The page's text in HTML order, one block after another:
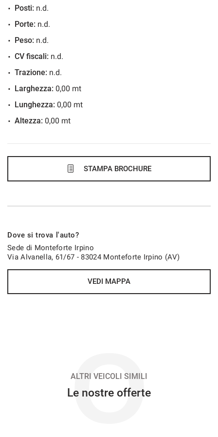
36 Mesi
395€/mese
48 Mesi
406€/mese
48 Mesi
419€/mese
Posti: n.d.
Porte: n.d.
Peso: n.d.
CV fiscali: n.d.
Trazione: n.d.
Larghezza: 0,00 mt
Lunghezza: 0,00 mt
Altezza: 0,00 mt
STAMPA BROCHURE
Dove si trova l'auto?
Sede di Monteforte Irpino
Via Alvanella, 61/67 - 83024 Monteforte Irpino (AV)
VEDI MAPPA
O
ALTRI VEICOLI SIMILI
Le nostre offerte